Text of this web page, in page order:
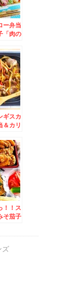
ー弁当
「肉の
「メン
「世界
味しい
ギスカ
＆カリ
ロー
！！ス
そ茄子
ズ